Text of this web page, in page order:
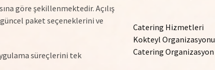
göre şekillenmektedir. Açılış
paket seçeneklerini ve
süreçlerini tek
Catering Hizmetleri
Kokteyl Organizasyonu
Catering Organizasyon